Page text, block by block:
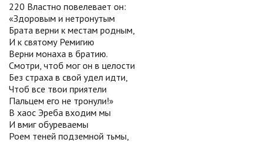
220 Властно повелевает он:
«Здоровым и нетронутым
Брата верни к местам родным,
И к святому Ремигию
Верни монаха в братию.
Смотри, чтоб мог он в целости
Без страха в свой удел идти,
Чтоб все твои приятели
Пальцем его не тронули!»
В хаос Эреба входим мы
И вмиг обуреваемы
Роем теней подземной тьмы,